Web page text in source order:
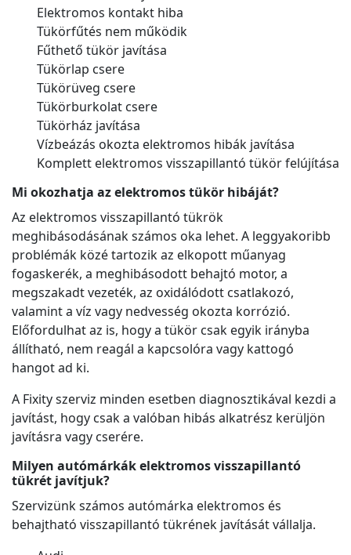
Elektromos kontakt hiba
Tükörfűtés nem működik
Fűthető tükör javítása
Tükörlap csere
Tükörüveg csere
Tükörburkolat csere
Tükörház javítása
Vízbeázás okozta elektromos hibák javítása
Komplett elektromos visszapillantó tükör felújítása
Mi okozhatja az elektromos tükör hibáját?
Az elektromos visszapillantó tükrök
meghibásodásának számos oka lehet. A leggyakoribb
problémák közé tartozik az elkopott műanyag
fogaskerék, a meghibásodott behajtó motor, a
megszakadt vezeték, az oxidálódott csatlakozó,
valamint a víz vagy nedvesség okozta korrózió.
Előfordulhat az is, hogy a tükör csak egyik irányba
állítható, nem reagál a kapcsolóra vagy kattogó
hangot ad ki.
A Fixity szerviz minden esetben diagnosztikával kezdi a
javítást, hogy csak a valóban hibás alkatrész kerüljön
javításra vagy cserére.
Milyen autómárkák elektromos visszapillantó
tükrét javítjuk?
Szervizünk számos autómárka elektromos és
behajtható visszapillantó tükrének javítását vállalja.